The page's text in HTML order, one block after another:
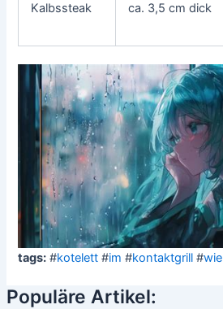
Kalbssteak ca. 3,5 cm dick
tags: #kotelett #im #kontaktgrill #wie
Populäre Artikel: